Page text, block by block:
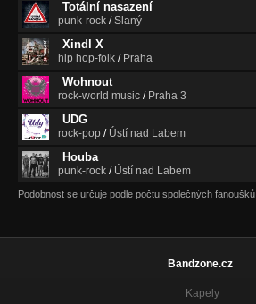
Totální nasazení
punk-rock /Slaný
Xindl X
hip hop-folk / Praha
Wohnout
rock-world music / Praha 3
UDG
rock-pop / Ústí nad Labem
Houba
punk-rock / Ústí nad Labem
Podobnost se určuje podle počtu společných fanoušků.
Bandzone.cz
Kapely